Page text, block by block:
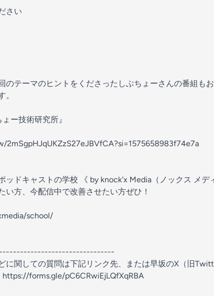
さい
のテーマのヒントをくださったしぶちょーさんの番組も
ー技術研究所』
2mSgpHJqUKZzS27eJBVfCA?si=1575658983f74e7a
ッドキャストの学校 《 by knock'x Media（ノックス メデ
い方、今配信中で改善させたい方ぜひ！
school/
に関しての質問は下記リンク先、または早坂のX（旧
forms.gle/pC6CRwiEjLQfXqRBA